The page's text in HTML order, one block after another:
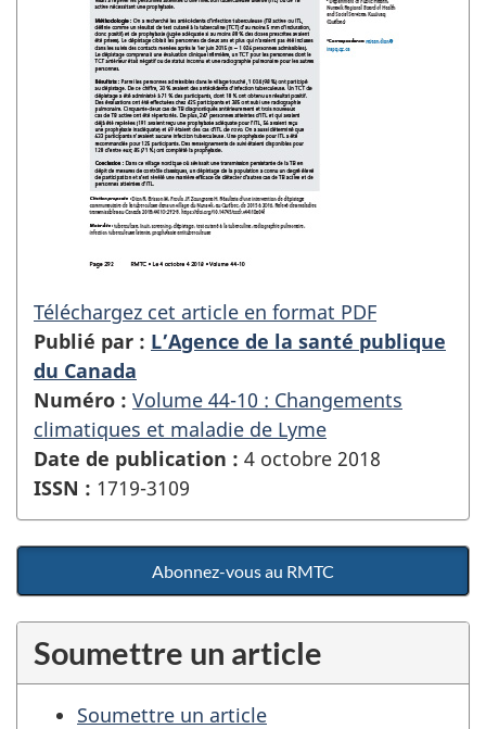
Téléchargez cet article en format PDF
Publié par : L’Agence de la santé publique
du Canada
Numéro : Volume 44-10 : Changements
climatiques et maladie de Lyme
Date de publication : 4 octobre 2018
ISSN : 1719-3109
Abonnez-vous au RMTC
Soumettre un article
Soumettre un article